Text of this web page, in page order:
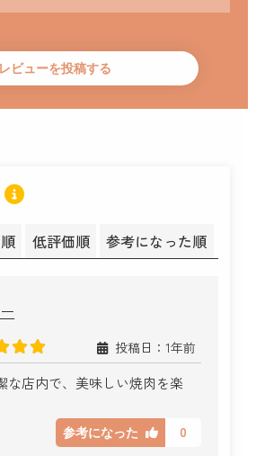
低評価順 参考になった順
投稿日：1年前
な店内で、美味しい焼肉を楽
参考になった 0